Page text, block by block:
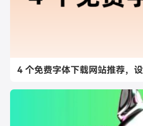
4 个免费字体下载网站推荐，设